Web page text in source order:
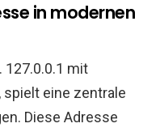
in modernen
127.0.0.1 mit
, spielt eine zentrale
Diese Adresse